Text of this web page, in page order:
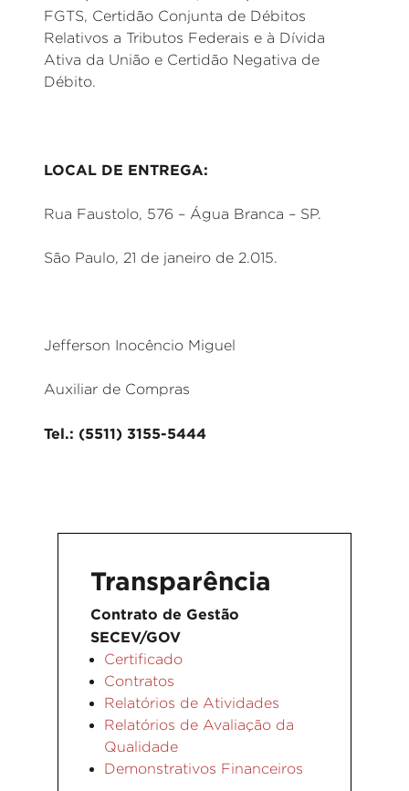
FGTS, Certidão Conjunta de Débitos
Relativos a Tributos Federais e à Dívida
Ativa da União e Certidão Negativa de
Débito.
LOCAL DE ENTREGA:
Rua Faustolo, 576 – Água Branca – SP.
São Paulo, 21 de janeiro de 2.015.
Jefferson Inocêncio Miguel
Auxiliar de Compras
Tel.: (5511) 3155-5444
Transparência
Contrato de Gestão
SECEV/GOV
Certificado
Contratos
Relatórios de Atividades
Relatórios de Avaliação da
Qualidade
Demonstrativos Financeiros